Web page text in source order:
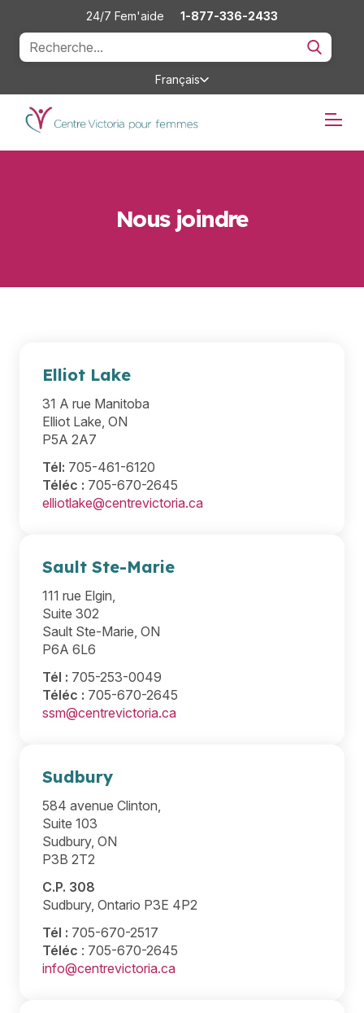
24/7 Fem'aide 1-877-336-2433
Français
Nous joindre
Elliot Lake
31 A rue Manitoba
Elliot Lake, ON
P5A 2A7
Tél: 705-461-6120
Téléc : 705-670-2645
elliotlake@centrevictoria.ca
Sault Ste-Marie
111 rue Elgin,
Suite 302
Sault Ste-Marie, ON
P6A 6L6
Tél : 705-253-0049
Téléc : 705-670-2645
ssm@centrevictoria.ca
Sudbury
584 avenue Clinton,
Suite 103
Sudbury, ON
P3B 2T2
C.P. 308
Sudbury, Ontario P3E 4P2
Tél : 705-670-2517
Téléc : 705-670-2645
info@centrevictoria.ca